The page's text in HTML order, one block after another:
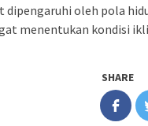
dipengaruhi oleh pola
menentukan kondisi
SHARE